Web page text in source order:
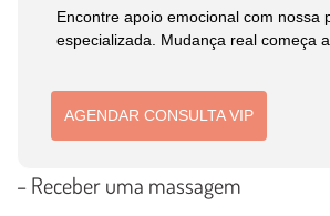
Encontre apoio emocional com nossa
especializada. Mudança real começa
AGENDAR CONSULTA VIP
– Receber uma massagem